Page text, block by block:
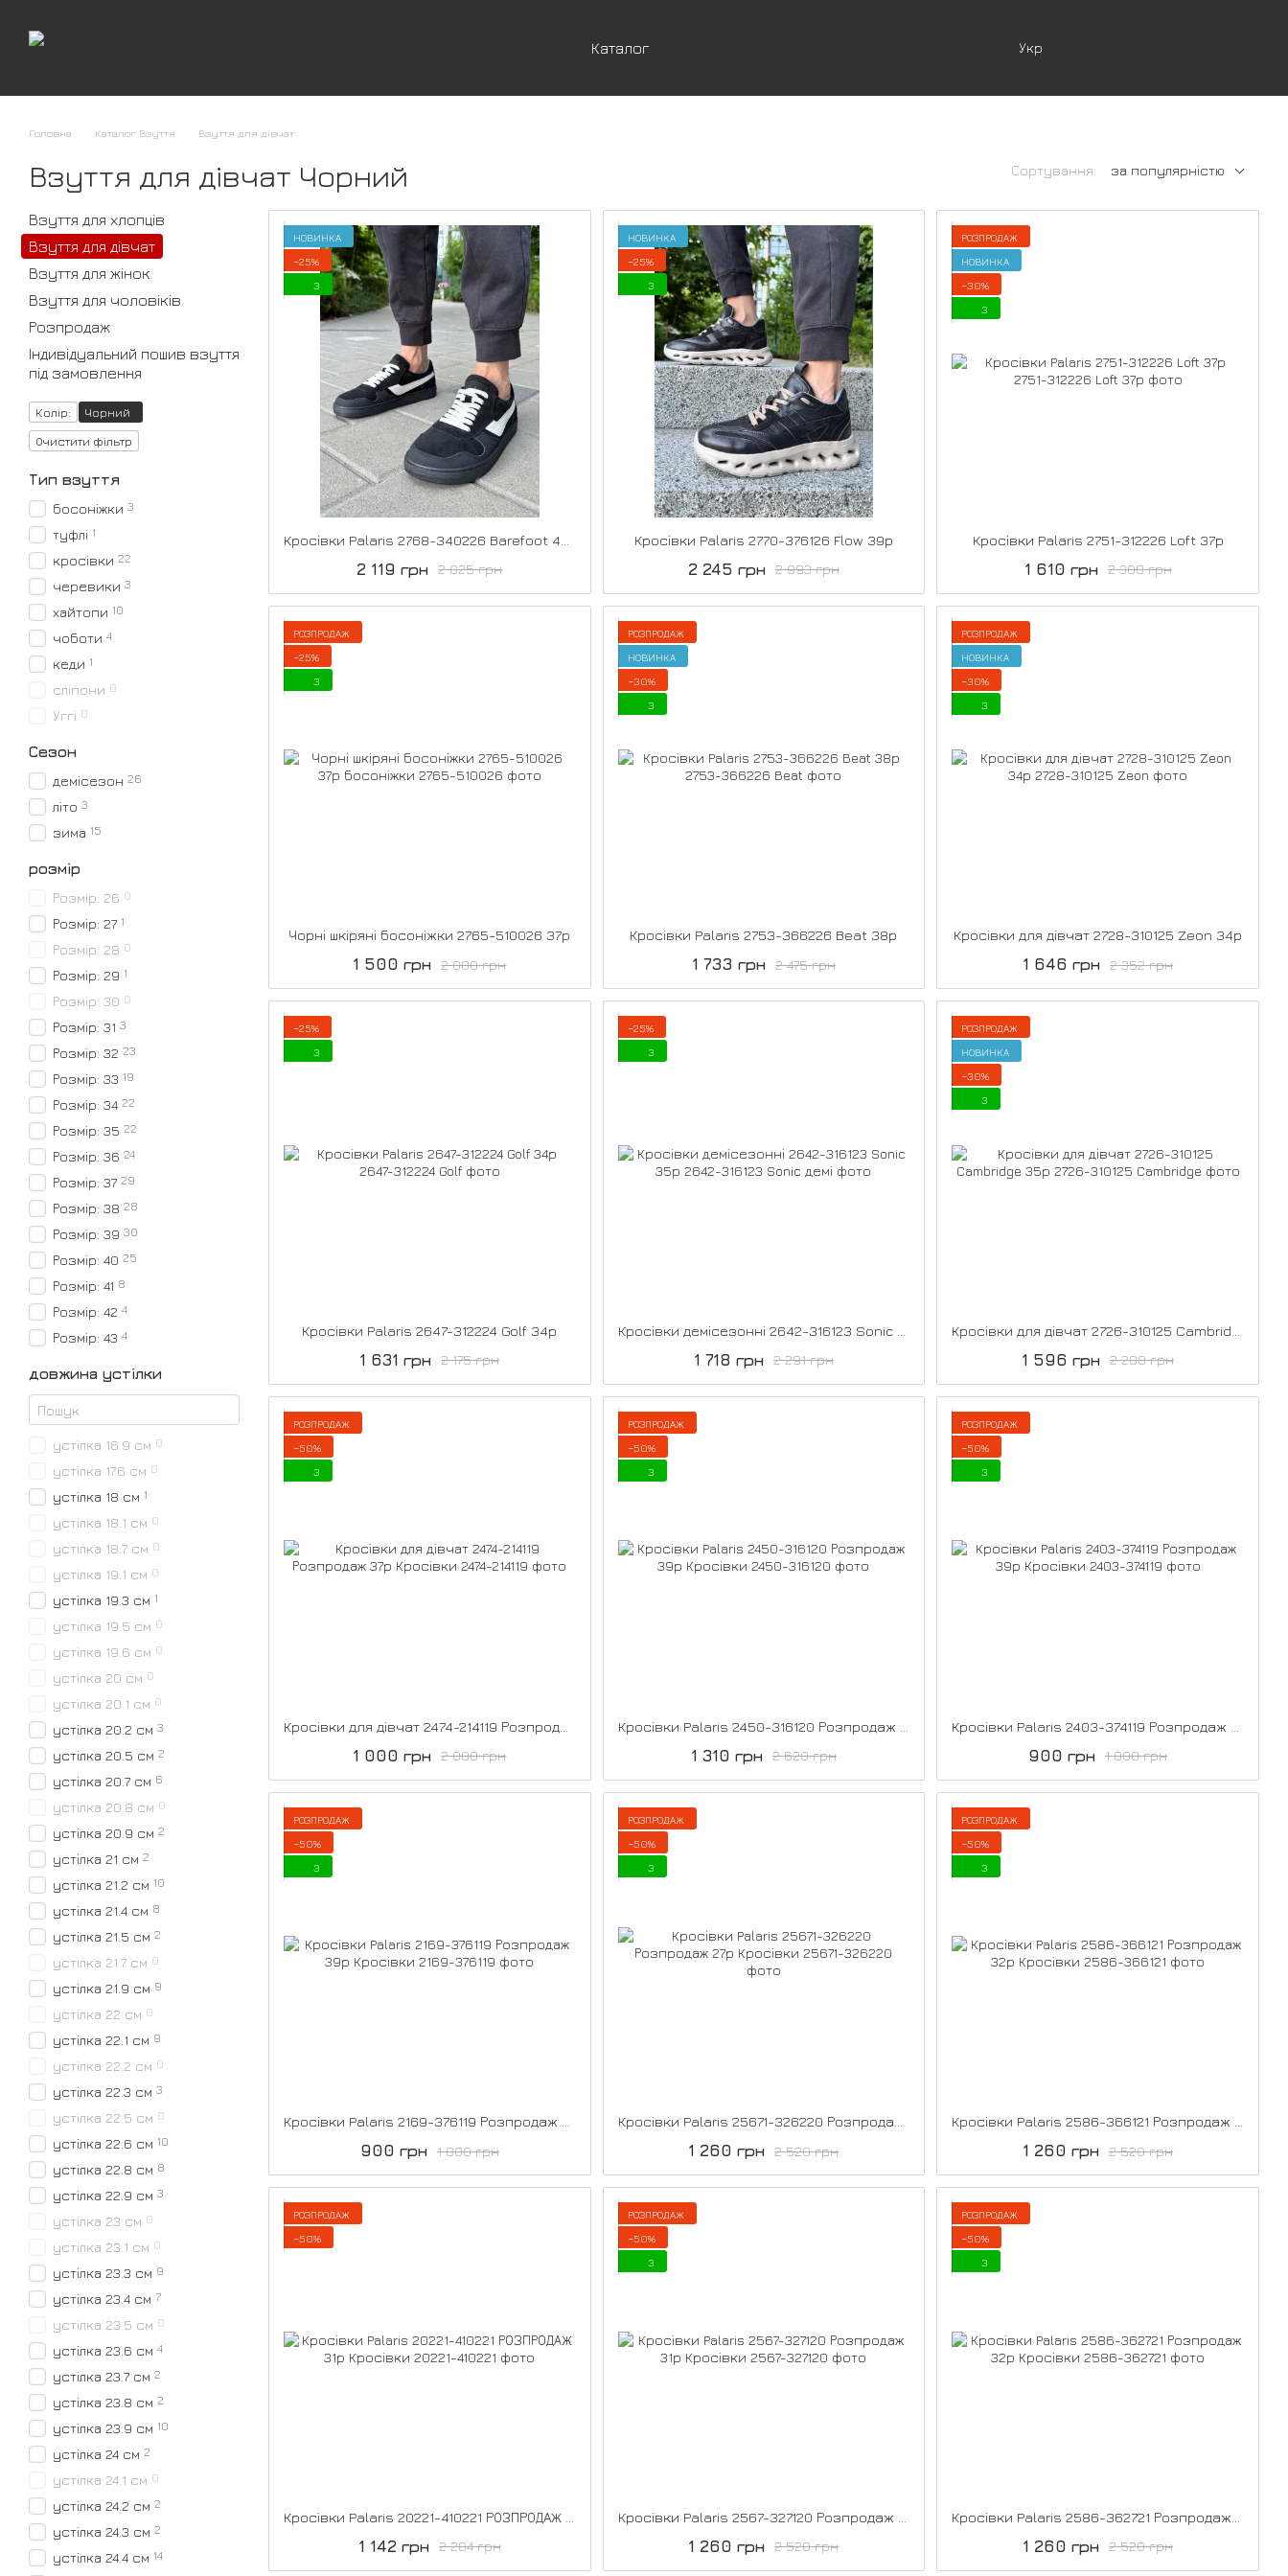
Каталог Укр
Головна Каталог Взуття Взуття для дівчат
Взуття для дівчат Чорний Сортування: за популярністю
НОВИНКА
−25%
3
2 825 грн
2 119 грн
НОВИНКА
−25%
3
Кросівки Palaris 2770-376126 Flow 39р
2 993 грн
2 245 грн
РОЗПРОДАЖ
НОВИНКА
−30%
3
Кросівки Palaris 2751-312226 Loft 37р
2 300 грн
1 610 грн
РОЗПРОДАЖ
−25%
3
Чорні шкіряні босоніжки 2765-510026 37р
2 000 грн
1 500 грн
РОЗПРОДАЖ
НОВИНКА
−30%
3
Кросівки Palaris 2753-366226 Beat 38р
2 475 грн
1 733 грн
РОЗПРОДАЖ
НОВИНКА
−30%
3
Кросівки для дівчат 2728-310125 Zeon 34р
2 352 грн
1 646 грн
−25%
3
Кросівки Palaris 2647-312224 Golf 34р
2 175 грн
1 631 грн
−25%
3
2 291 грн
1 718 грн
РОЗПРОДАЖ
НОВИНКА
−30%
3
2 280 грн
1 596 грн
РОЗПРОДАЖ
−50%
3
2 000 грн
1 000 грн
РОЗПРОДАЖ
−50%
3
2 620 грн
1 310 грн
РОЗПРОДАЖ
−50%
3
1 800 грн
900 грн
РОЗПРОДАЖ
−50%
3
1 800 грн
900 грн
РОЗПРОДАЖ
−50%
3
2 520 грн
1 260 грн
РОЗПРОДАЖ
−50%
3
2 520 грн
1 260 грн
РОЗПРОДАЖ
−50%
2 284 грн
1 142 грн
РОЗПРОДАЖ
−50%
3
2 520 грн
1 260 грн
РОЗПРОДАЖ
−50%
3
2 520 грн
1 260 грн
Взуття для хлопців
Взуття для дівчат
Взуття для жінок
Взуття для чоловіків
Розпродаж
Індивідуальний пошив взуття
під замовлення
Колір:
Чорний
Очистити фільтр
Тип взуття
босоніжки 3
туфлі 1
кросівки 22
черевики 3
хайтопи 10
чоботи 4
кеди 1
сліпони 0
Уггі 0
Сезон
демісезон 26
літо 3
зима 15
розмір
Розмір: 26 0
Розмір: 27 1
Розмір: 28 0
Розмір: 29 1
Розмір: 30 0
Розмір: 31 3
Розмір: 32 23
Розмір: 33 19
Розмір: 34 22
Розмір: 35 22
Розмір: 36 24
Розмір: 37 29
Розмір: 38 28
Розмір: 39 30
Розмір: 40 25
Розмір: 41 8
Розмір: 42 4
Розмір: 43 4
довжина устілки
устілка 16.9 см 0
устілка 17.6 см 0
устілка 18 см 1
устілка 18.1 см 0
устілка 18.7 см 0
устілка 19.1 см 0
устілка 19.3 см 1
устілка 19.5 см 0
устілка 19.6 см 0
устілка 20 см 0
устілка 20.1 см 0
устілка 20.2 см 3
устілка 20.5 см 2
устілка 20.7 см 6
устілка 20.8 см 0
устілка 20.9 см 2
устілка 21 см 2
устілка 21.2 см 10
устілка 21.4 см 8
устілка 21.5 см 2
устілка 21.7 см 0
устілка 21.9 см 9
устілка 22 см 0
устілка 22.1 см 9
устілка 22.2 см 0
устілка 22.3 см 3
устілка 22.5 см 0
устілка 22.6 см 10
устілка 22.8 см 8
устілка 22.9 см 3
устілка 23 см 0
устілка 23.1 см 0
устілка 23.3 см 9
устілка 23.4 см 7
устілка 23.5 см 0
устілка 23.6 см 4
устілка 23.7 см 2
устілка 23.8 см 2
устілка 23.9 см 10
устілка 24 см 2
устілка 24.1 см 0
устілка 24.2 см 2
устілка 24.3 см 2
устілка 24.4 см 14